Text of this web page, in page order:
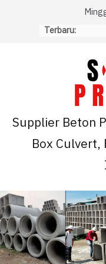
Terbaru:
Supplier Beton
Box Culvert,